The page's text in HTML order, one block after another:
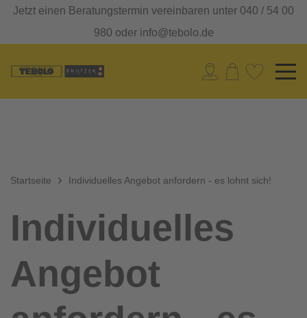
Jetzt einen Beratungstermin vereinbaren unter 040 / 54 00
980 oder info@tebolo.de
Startseite Individuelles Angebot anfordern - es lohnt sich!
Individuelles
Angebot